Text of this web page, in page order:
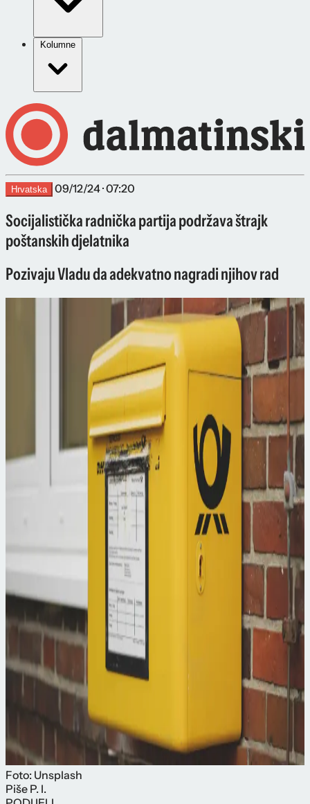
Kolumne
Hrvatska 09/12/24 · 07:20
Socijalistička radnička partija podržava štrajk
poštanskih djelatnika
Pozivaju Vladu da adekvatno nagradi njihov rad
Foto: Unsplash
Piše P. I.